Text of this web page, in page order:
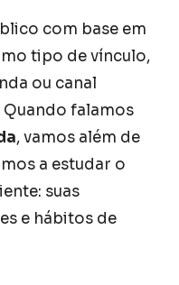
com base em
tipo de vínculo,
ou canal
falamos
, vamos além de
a estudar o
suas
e hábitos de